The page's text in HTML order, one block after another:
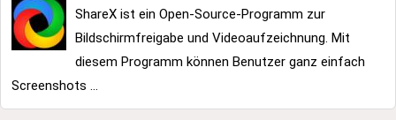
ShareX ist ein Open-Source-Programm zur
Bildschirmfreigabe und Videoaufzeichnung. Mit
diesem Programm können Benutzer ganz einfach
Screenshots ...